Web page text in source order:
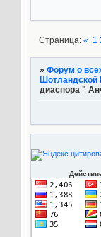
Страница: « 1
» Форум о
Шотландской
диаспора "